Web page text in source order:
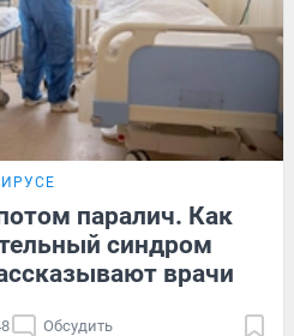
паралич. Как
синдром
врачи
Обсудить